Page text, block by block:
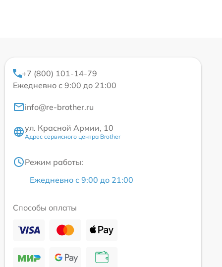
+7 (800) 101-14-79
Ежедневно с 9:00 до 21:00
info@re-brother.ru
ул. Красной Армии, 10
Адрес сервисного центра Brother
Режим работы:
Ежедневно с 9:00 до 21:00
Способы оплаты